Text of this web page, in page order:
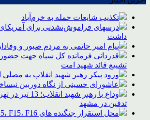
تکذیب شایعات حمله به خرم‌آباد
درسهای فراموش‌نشدنی برای
داشت
پیام امیر حاتمی به مردم صبور و
قدردانی فرمانده کل سپاه جهت حضور
تشییع قائد شهید امت
ورود پیکر رهبر شهید انقلاب به
عاشورای حسینی از نگاه دوربین
وداع با رهبر شهید
تدفین در مشهد